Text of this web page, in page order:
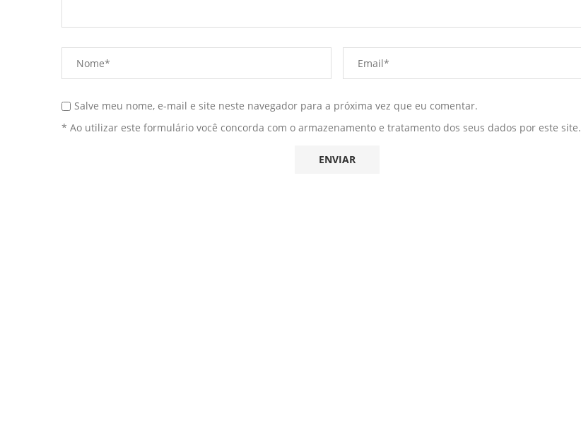
Salve meu nome, e-mail e site neste navegador para a próxima vez que eu comentar.
* Ao utilizar este formulário você concorda com o armazenamento e tratamento dos seus dados por este site.